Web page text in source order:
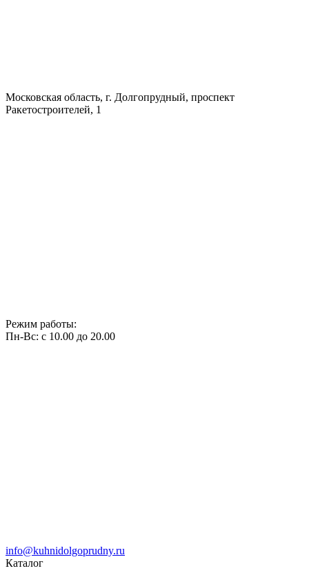
Московская область, г. Долгопрудный, проспект
Ракетостроителей, 1
Режим работы:
Пн-Вс: с 10.00 до 20.00
info@kuhnidolgoprudny.ru
Каталог